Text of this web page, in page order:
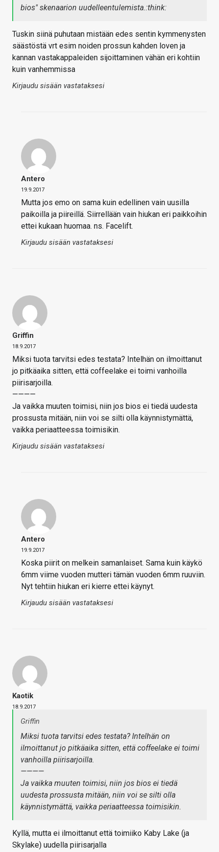
bios" skenaarion uudelleentulemista.:think:
Tuskin siinä puhutaan mistään edes sentin kymmenysten
säästöstä vrt esim noiden prossun kahden loven ja
kannan vastakappaleiden sijoittaminen vähän eri kohtiin
kuin vanhemmissa
Kirjaudu sisään vastataksesi
Antero
19.9.2017
Mutta jos emo on sama kuin edellinen vain uusilla
paikoilla ja piireillä. Siirrellään vain hiukan eri paikkoihin
ettei kukaan huomaa. ns. Facelift.
Kirjaudu sisään vastataksesi
Griffin
18.9.2017
Miksi tuota tarvitsi edes testata? Intelhän on ilmoittanut
jo pitkäaika sitten, että coffeelake ei toimi vanhoilla
piirisarjoilla.
————
Ja vaikka muuten toimisi, niin jos bios ei tiedä uudesta
prossusta mitään, niin voi se silti olla käynnistymättä,
vaikka periaatteessa toimisikin.
Kirjaudu sisään vastataksesi
Antero
19.9.2017
Koska piirit on melkein samanlaiset. Sama kuin käykö
6mm viime vuoden mutteri tämän vuoden 6mm ruuviin.
Nyt tehtiin hiukan eri kierre ettei käynyt.
Kirjaudu sisään vastataksesi
Kaotik
18.9.2017
Griffin
Miksi tuota tarvitsi edes testata? Intelhän on
ilmoittanut jo pitkäaika sitten, että coffeelake ei toimi
vanhoilla piirisarjoilla.
————
Ja vaikka muuten toimisi, niin jos bios ei tiedä
uudesta prossusta mitään, niin voi se silti olla
käynnistymättä, vaikka periaatteessa toimisikin.
Kyllä, mutta ei ilmoittanut että toimiiko Kaby Lake (ja
Skylake) uudella piirisarjalla